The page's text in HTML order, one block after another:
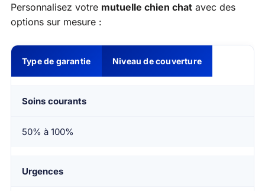
Personnalisez votre mutuelle chien chat avec des
options sur mesure :
Type de garantie Niveau de couverture
Soins courants
50% à 100%
Urgences